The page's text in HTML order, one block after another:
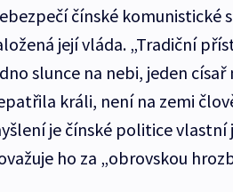
čínské komunistické
její vláda. „Tradiční
slunce na nebi, jeden
králi, není na zemi
je čínské politice vlastní
ho za „obrovskou